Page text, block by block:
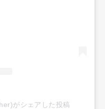
がシェアした投稿